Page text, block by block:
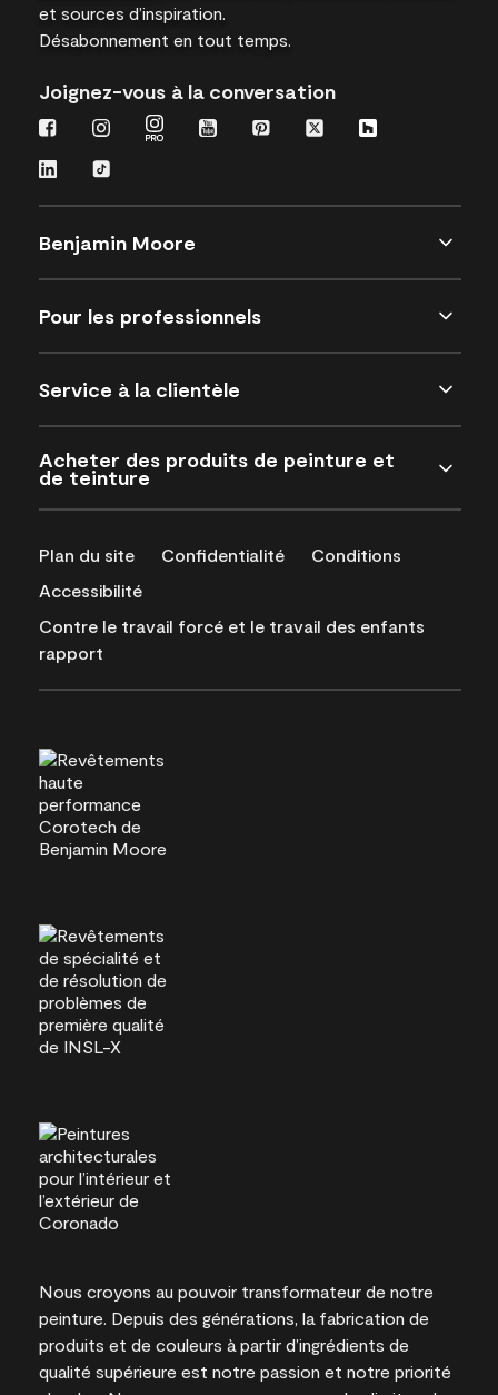
et sources d’inspiration.
Désabonnement en tout temps.
Joignez-vous à la conversation
Benjamin Moore
Pour les professionnels
Service à la clientèle
Acheter des produits de peinture et
de teinture
Plan du site Confidentialité
Conditions
Accessibilité
Contre le travail forcé et le travail des enfants
rapport
Nous croyons au pouvoir transformateur de notre
peinture. Depuis des générations, la fabrication de
produits et de couleurs à partir d’ingrédients de
qualité supérieure est notre passion et notre priorité